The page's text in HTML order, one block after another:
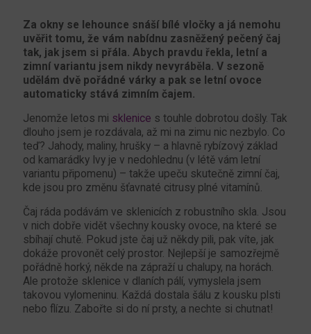
Za okny se lehounce snáší bílé vločky a já nemohu
uvěřit tomu, že vám nabídnu zasněžený pečený čaj
tak, jak jsem si přála. Abych pravdu řekla, letní a
zimní variantu jsem nikdy nevyráběla. V sezoně
udělám dvě pořádné várky a pak se letní ovoce
automaticky stává zimním čajem.
Jenomže letos mi sklenice s touhle dobrotou došly. Tak
dlouho jsem je rozdávala, až mi na zimu nic nezbylo. Co
teď? Jahody, maliny, hrušky – a hlavně rybízový základ
od kamarádky Ivy je v nedohlednu (v létě vám letní
variantu připomenu) – takže upeču skutečně zimní čaj,
kde jsou pro změnu šťavnaté citrusy plné vitamínů.
Čaj ráda podávám ve sklenicích z robustního skla. Jsou
v nich dobře vidět všechny kousky ovoce, na které se
sbíhají chutě. Pokud jste čaj už někdy pili, pak víte, jak
dokáže provonět celý prostor. Nejlepší je samozřejmě
pořádně horký, někde na zápraží u chalupy, na horách.
Ale protože sklenice v dlaních pálí, vymyslela jsem
takovou vylomeninu. Každá dostala šálu z kousku plsti
nebo flízu. Zabořte si do ní prsty, a nechte si chutnat!